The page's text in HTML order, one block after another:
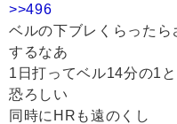
>>496
ベルの下ブレくらった
するなあ
1日打ってベル14分の1
恐ろしい
同時にHRも遠のくし